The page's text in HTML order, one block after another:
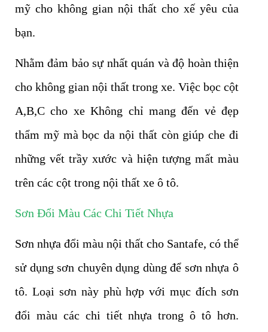
mỹ cho không gian nội thất cho xế yêu của
bạn.
Nhằm đảm bảo sự nhất quán và độ hoàn thiện
cho không gian nội thất trong xe. Việc bọc cột
A,B,C cho xe Không chỉ mang đến vẻ đẹp
thẩm mỹ mà bọc da nội thất còn giúp che đi
những vết trầy xước và hiện tượng mất màu
trên các cột trong nội thất xe ô tô.
Sơn Đổi Màu Các Chi Tiết Nhựa
Sơn nhựa đổi màu nội thất cho Santafe, có thể
sử dụng sơn chuyên dụng dùng để sơn nhựa ô
tô. Loại sơn này phù hợp với mục đích sơn
đổi màu các chi tiết nhựa trong ô tô hơn.